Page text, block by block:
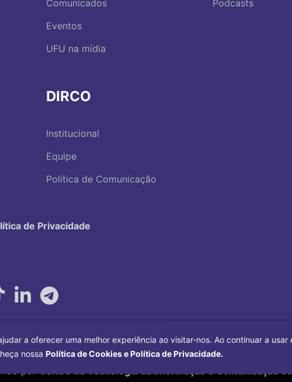
Comunicados
Eventos
UFU na mídia
DIRCO
Institucional
Equipe
Política de Comunicação
Podcasts
de Privacidade
Copyright©2026Universidade Federal
por Centro de Tecnologia da Informação e Comunicação
a oferecer uma melhor experiência ao visitar-nos. Ao continuar a
nossa Política de Cookies e Política de Privacidade.